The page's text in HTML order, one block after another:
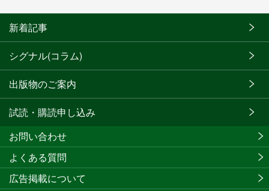
新着記事
シグナル(コラム)
出版物のご案内
試読・購読申し込み
お問い合わせ
よくある質問
広告掲載について